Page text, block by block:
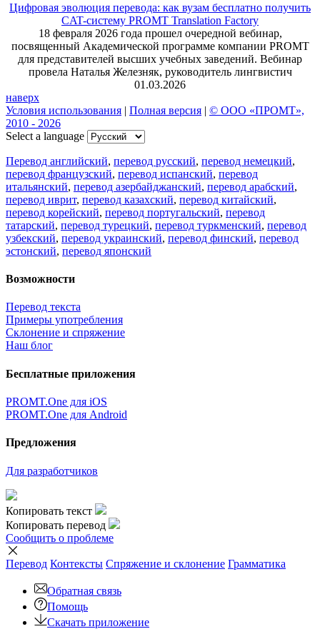
Цифровая эволюция перевода: как вузам бесплатно получить
CAT-систему PROMT Translation Factory
18 февраля 2026 года прошел очередной вебинар,
посвященный Академической программе компании PROMT
для представителей высших учебных заведений. Вебинар
провела Наталья Железняк, руководитель лингвистич
01.03.2026
наверх
Условия использования | Полная версия | © ООО «ПРОМТ»,
2010 - 2026
Select a language
Перевод английский, перевод русский, перевод немецкий,
перевод французский, перевод испанский, перевод
итальянский, перевод азербайджанский, перевод арабский,
перевод иврит, перевод казахский, перевод китайский,
перевод корейский, перевод португальский, перевод
татарский, перевод турецкий, перевод туркменский, перевод
узбекский, перевод украинский, перевод финский, перевод
эстонский, перевод японский
Возможности
Перевод текста
Примеры употребления
Склонение и спряжение
Наш блог
Бесплатные приложения
PROMT.One для iOS
PROMT.One для Android
Предложения
Для разработчиков
Копировать текст
Копировать перевод
Сообщить о проблеме
Перевод Контексты Спряжение и склонение Грамматика
Обратная связь
Помощь
Скачать приложение